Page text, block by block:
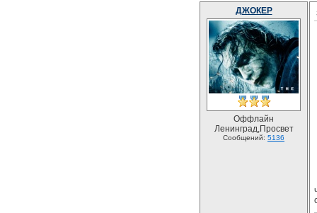
ДЖОКЕР
Оффлайн
Ленинград,Просвет
Сообщений: 5136